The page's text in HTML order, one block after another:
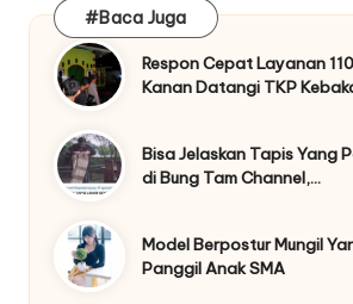
#Baca Juga
Respon Cepat Layanan
Kanan Datangi TKP
Bisa Jelaskan Tapis Yang
di Bung Tam Channel,…
Model Berpostur Mungil
Panggil Anak SMA